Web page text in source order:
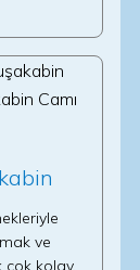
ve
çok kolay.